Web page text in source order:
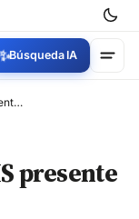
✨Búsqueda IA
‘Dialogo de Saberes’ UIS presente en las regiones
presente